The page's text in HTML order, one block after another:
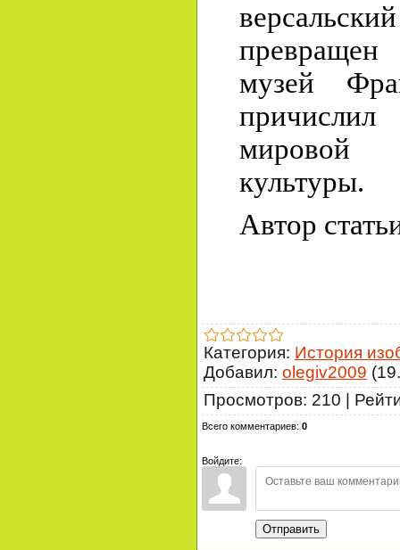
музей
мировой
культуры.
Автор
Категория: История
Добавил: olegiv2009
Просмотров: 210 |
Всего комментариев: 0
Войдите:
Отправить